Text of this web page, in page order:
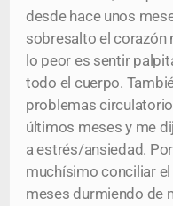
desde hace unos
sobresalto el corazón
lo peor es sentir
todo el cuerpo.
problemas
últimos meses y me
a estrés/ansiedad.
muchísimo conciliar
meses durmiendo de